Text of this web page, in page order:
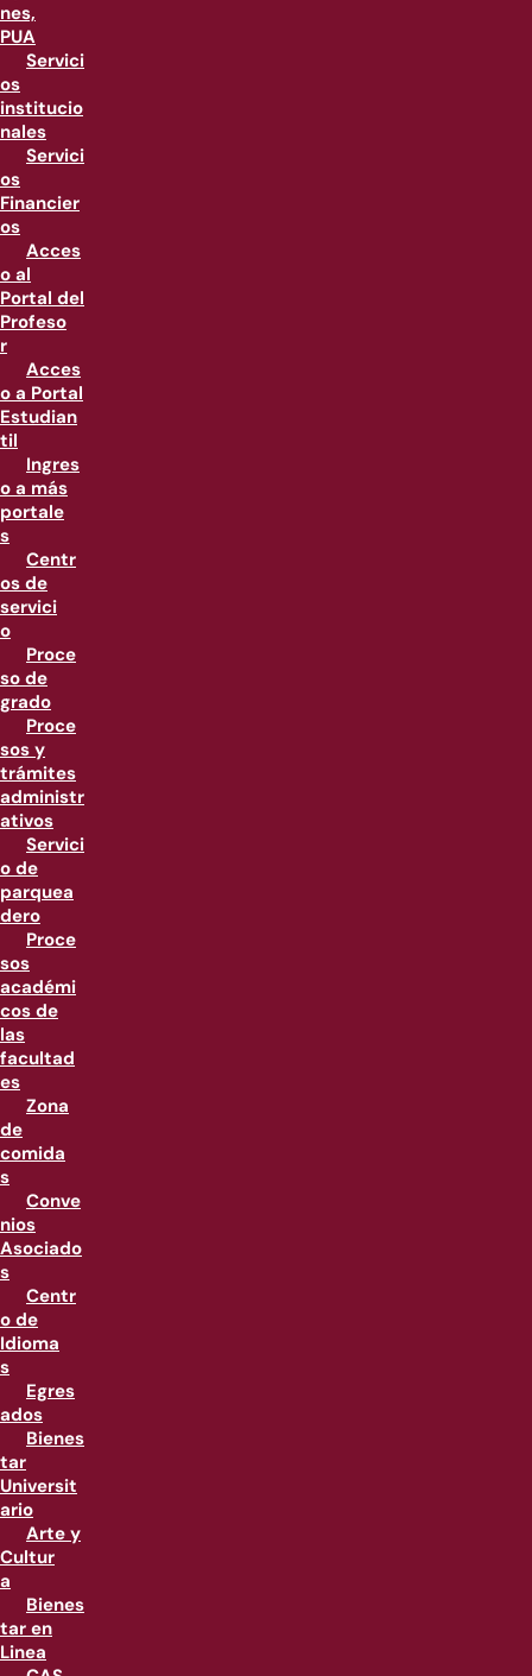
nes,
PUA
Servici
os
institucio
nales
Servici
os
Financier
os
Acces
o al
Portal del
Profeso
r
Acces
o a Portal
Estudian
til
Ingres
o a más
portale
s
Centr
os de
servici
o
Proce
so de
grado
Proce
sos y
trámites
administr
ativos
Servici
o de
parquea
dero
Proce
sos
académi
cos de
las
facultad
es
Zona
de
comida
s
Conve
nios
Asociado
s
Centr
o de
Idioma
s
Egres
ados
Bienes
tar
Universit
ario
Arte y
Cultur
a
Bienes
tar en
Linea